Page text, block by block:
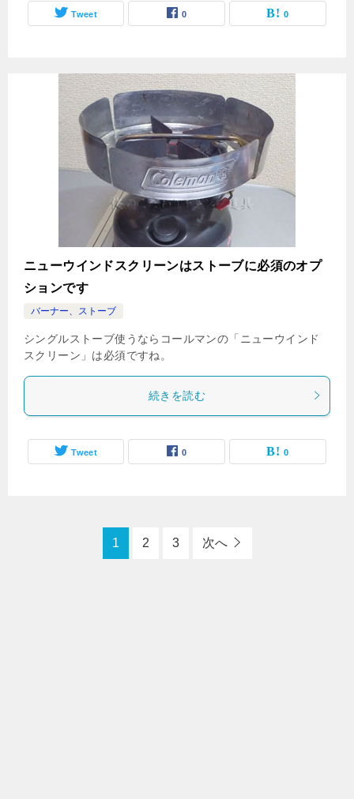
Tweet 0 0
ニューウインドスクリーンはストーブに必須のオプ
ションです
バーナー、ストーブ
シングルストーブ使うならコールマンの「ニューウインド
スクリーン」は必須ですね。
続きを読む
Tweet 0 0
1 2 3 次へ